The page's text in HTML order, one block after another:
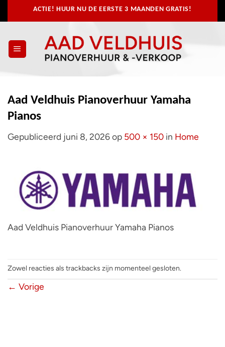
naar
ACTIE! HUUR NU DE EERSTE 3 MAANDEN GRATIS!
Aad Veldhuis Pianoverhuur Yamaha
Pianos
Gepubliceerd juni 8, 2026op 500 × 150 in Home
Aad Veldhuis Pianoverhuur Yamaha Pianos
Zowel reacties als trackbacks zijn momenteel gesloten.
← Vorige